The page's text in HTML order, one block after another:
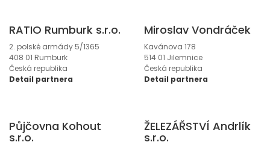
RATIO Rumburk s.r.o.
2. polské armády 5/1365
408 01 Rumburk
Česká republika
Detail partnera
Miroslav Vondráček
Kavánova 178
514 01 Jilemnice
Česká republika
Detail partnera
Půjčovna Kohout
s.r.o.
ŽELEZÁŘSTVÍ Andrlík
s.r.o.